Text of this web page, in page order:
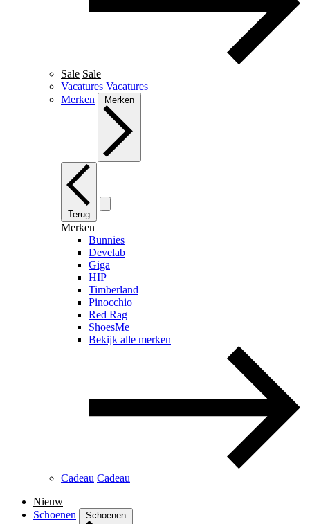
Sale Sale
Vacatures Vacatures
Merken
Merken
Terug
Merken
Bunnies
Develab
Giga
HIP
Timberland
Pinocchio
Red Rag
ShoesMe
Bekijk alle merken
Cadeau Cadeau
Nieuw
Schoenen
Schoenen